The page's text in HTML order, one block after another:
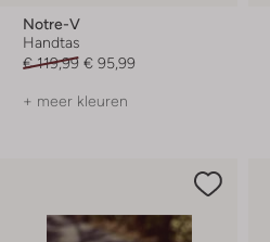
Notre-V
Handtas
€ 119,99 € 95,99
+ meer kleuren